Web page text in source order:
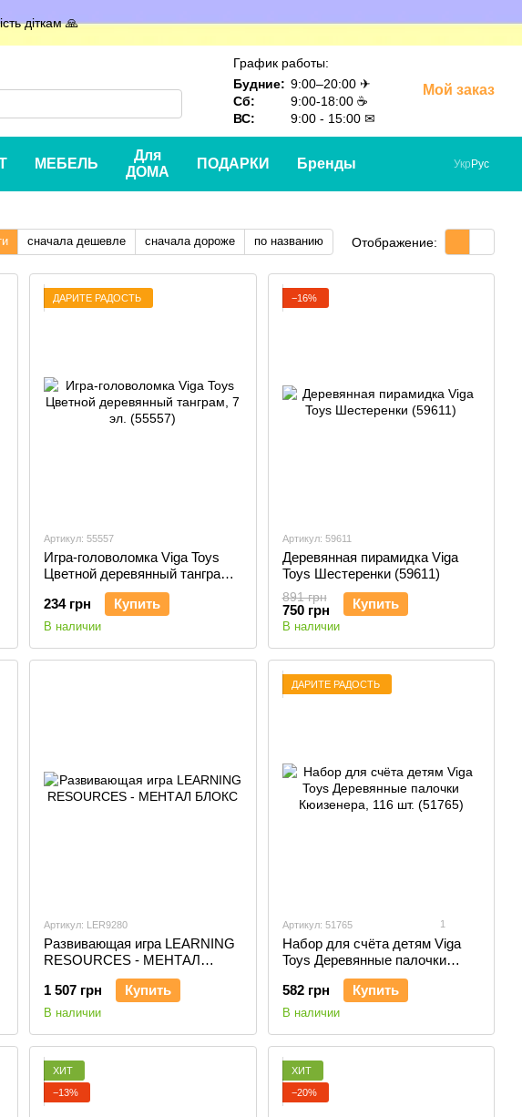
діткам 🙏
График работы:
Будние: 9:00–20:00 ✈
Сб:
9:00-18:00 ☕
ВС:
9:00 - 15:00 ✉
Мой заказ
МЕБЕЛЬ
Для
ДОМА
ПОДАРКИ Бренды Укр Рус
сначала дешевле сначала дороже по названию Отображение:
ДАРИТЕ РАДОСТЬ
Артикул: 55557
Игра-головоломка Viga Toys
Цветной деревянный танграм,
7 эл. (55557)
234 грн
Купить
В наличии
−16%
Артикул: 59611
Деревянная пирамидка Viga
Toys Шестеренки (59611)
891 грн
750 грн Купить
В наличии
Артикул: LER9280
Развивающая игра LEARNING
RESOURCES - МЕНТАЛ
1 507 грн
Купить
В наличии
ДАРИТЕ РАДОСТЬ
Артикул: 51765 1
Набор для счёта детям Viga
Toys Деревянные палочки
Кюизенера, 116 шт. (51765)
582 грн
Купить
В наличии
ХИТ
−13%
ХИТ
−20%